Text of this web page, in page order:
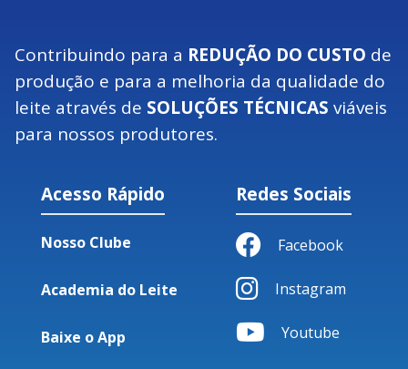
Contribuindo para a REDUÇÃO DO CUSTO de
produção e para a melhoria da qualidade do
leite através de SOLUÇÕES TÉCNICAS viáveis
para nossos produtores.
Acesso Rápido
Nosso Clube
Academia do Leite
Baixe o App
Redes Sociais
Facebook
Instagram
Youtube